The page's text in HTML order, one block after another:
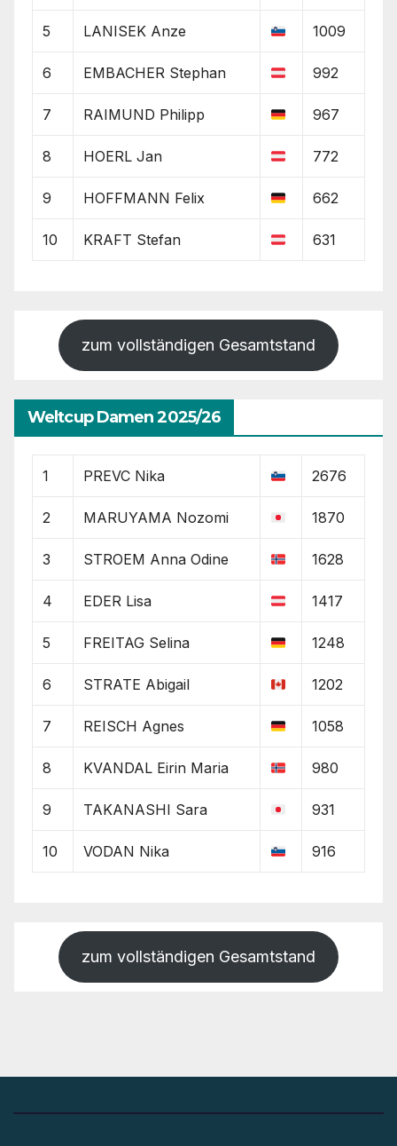
5 LANISEK Anze 1009
6 EMBACHER Stephan 992
7 RAIMUND Philipp 967
8 HOERL Jan 772
9 HOFFMANN Felix 662
10 KRAFT Stefan 631
zum vollständigen Gesamtstand
Weltcup Damen 2025/26
1 PREVC Nika 2676
2 MARUYAMA Nozomi 1870
3 STROEM Anna Odine 1628
4 EDER Lisa 1417
5 FREITAG Selina 1248
6 STRATE Abigail 1202
7 REISCH Agnes 1058
8 KVANDAL Eirin Maria 980
9 TAKANASHI Sara 931
10 VODAN Nika 916
zum vollständigen Gesamtstand